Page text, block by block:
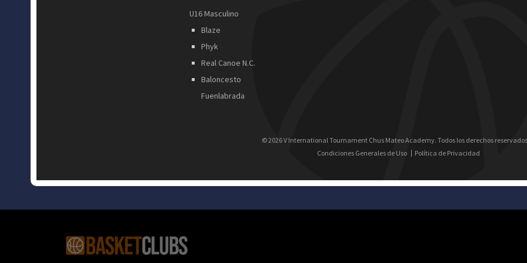
U16 Masculino
Blaze
Phyk
Real Canoe N.C.
Baloncesto
Fuenlabrada
© 2026 V International Tournament Chus Mateo Academy. Todos los derechos
Condiciones Generales de Uso
Política de Privacidad